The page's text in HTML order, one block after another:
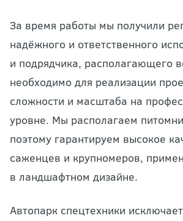
За время работы мы получили
надёжного и ответственного
и подрядчика, располагающего
необходимо для реализации
сложности и масштаба на
уровне. Мы располагаем
поэтому гарантируем высокое
саженцев и крупномеров,
в ландшафтном дизайне.
Автопарк спецтехники